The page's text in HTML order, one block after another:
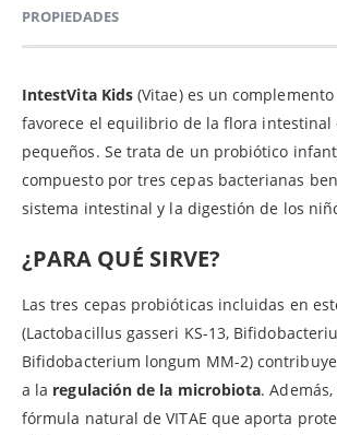
PROPIEDADES
IntestVita Kids(Vitae) es un
favorece el equilibrio de la flora intestinal
pequeños. Se trata de un probiótico
compuesto por tres cepas bacterianas
sistema intestinal y la digestión de los
¿PARA QUÉ SIRVE?
Las tres cepas probióticas incluidas en
(Lactobacillus gasseri KS-13,
Bifidobacterium longum MM-2)
a la regulación de la microbiota.
fórmula natural de VITAE que aporta